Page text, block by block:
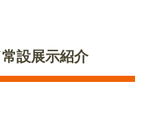
設展示紹介